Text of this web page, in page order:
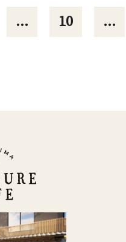
... 10 ...